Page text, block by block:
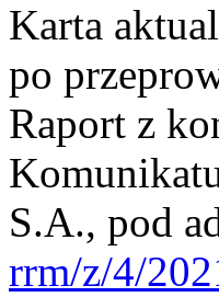
Karta
po
Raport z
S.A., pod
rrm/z/4/